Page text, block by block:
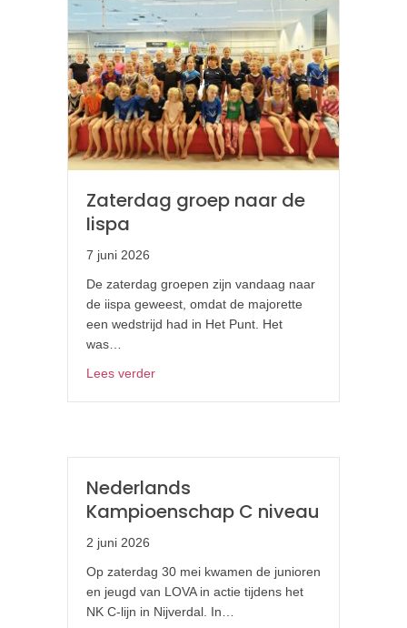
Zaterdag groep naar de
Iispa
7 juni 2026
De zaterdag groepen zijn vandaag naar
de iispa geweest, omdat de majorette
een wedstrijd had in Het Punt. Het
was…
Lees verderabout Zaterdag groep naar de Iispa
Nederlands
Kampioenschap C niveau
2 juni 2026
Op zaterdag 30 mei kwamen de junioren
en jeugd van LOVA in actie tijdens het
NK C-lijn in Nijverdal. In…